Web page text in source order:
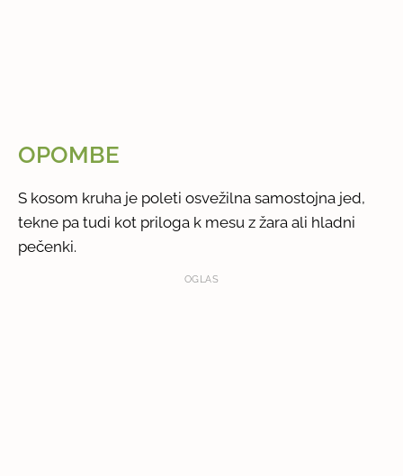
OPOMBE
S kosom kruha je poleti osvežilna samostojna jed,
tekne pa tudi kot priloga k mesu z žara ali hladni
pečenki.
OGLAS